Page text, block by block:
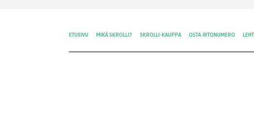
ETUSIVU MIKÄ SKROLLI? SKROLLI-KAUPPA OSTA IRTONUMERO